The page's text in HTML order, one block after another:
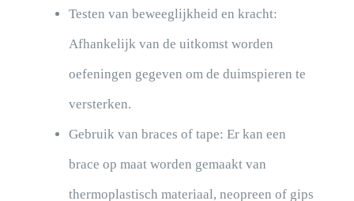
Testen van beweeglijkheid en kracht:
Afhankelijk van de uitkomst worden
oefeningen gegeven om de duimspieren te
versterken.
Gebruik van braces of tape: Er kan een
brace op maat worden gemaakt van
thermoplastisch materiaal, neopreen of gips